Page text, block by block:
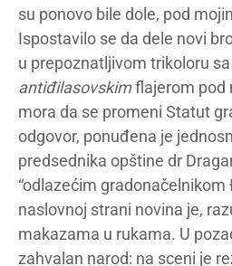
su ponovo bile dole, pod
Ispostavilo se da dele novi
u prepoznatljivom trikoloru
antiđilasovskimflajerom pod
mora da se promeni Statut
odgovor, ponuđena je
predsednika opštine dr
“odlazećim gradonačelnikom
naslovnoj strani novina je,
makazama u rukama. U
zahvalan narod: na sceni je